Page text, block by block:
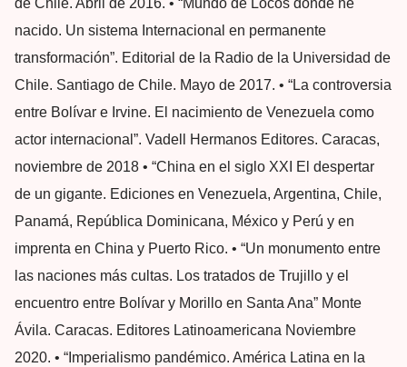
de Chile. Abril de 2016. • “Mundo de Locos donde he
nacido. Un sistema Internacional en permanente
transformación”. Editorial de la Radio de la Universidad de
Chile. Santiago de Chile. Mayo de 2017. • “La controversia
entre Bolívar e Irvine. El nacimiento de Venezuela como
actor internacional”. Vadell Hermanos Editores. Caracas,
noviembre de 2018 • “China en el siglo XXI El despertar
de un gigante. Ediciones en Venezuela, Argentina, Chile,
Panamá, República Dominicana, México y Perú y en
imprenta en China y Puerto Rico. • “Un monumento entre
las naciones más cultas. Los tratados de Trujillo y el
encuentro entre Bolívar y Morillo en Santa Ana” Monte
Ávila. Caracas. Editores Latinoamericana Noviembre
2020. • “Imperialismo pandémico. América Latina en la